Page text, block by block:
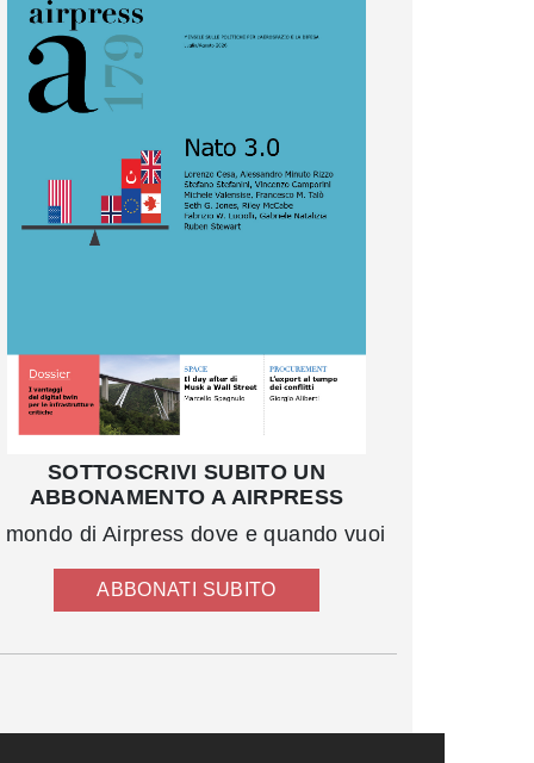
SOTTOSCRIVI SUBITO UN
ABBONAMENTO A AIRPRESS
mondo di Airpress dove e quando vuoi
ABBONATI SUBITO